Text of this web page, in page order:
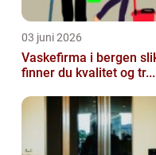
03 juni 2026
Vaskefirma i bergen slik
finner du kvalitet og tr...